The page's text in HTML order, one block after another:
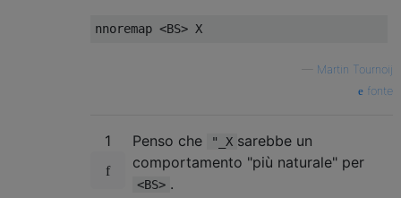
Martin Tournoij
fonte
1 Penso che "_X sarebbe un
comportamento "più naturale" per
<BS> .